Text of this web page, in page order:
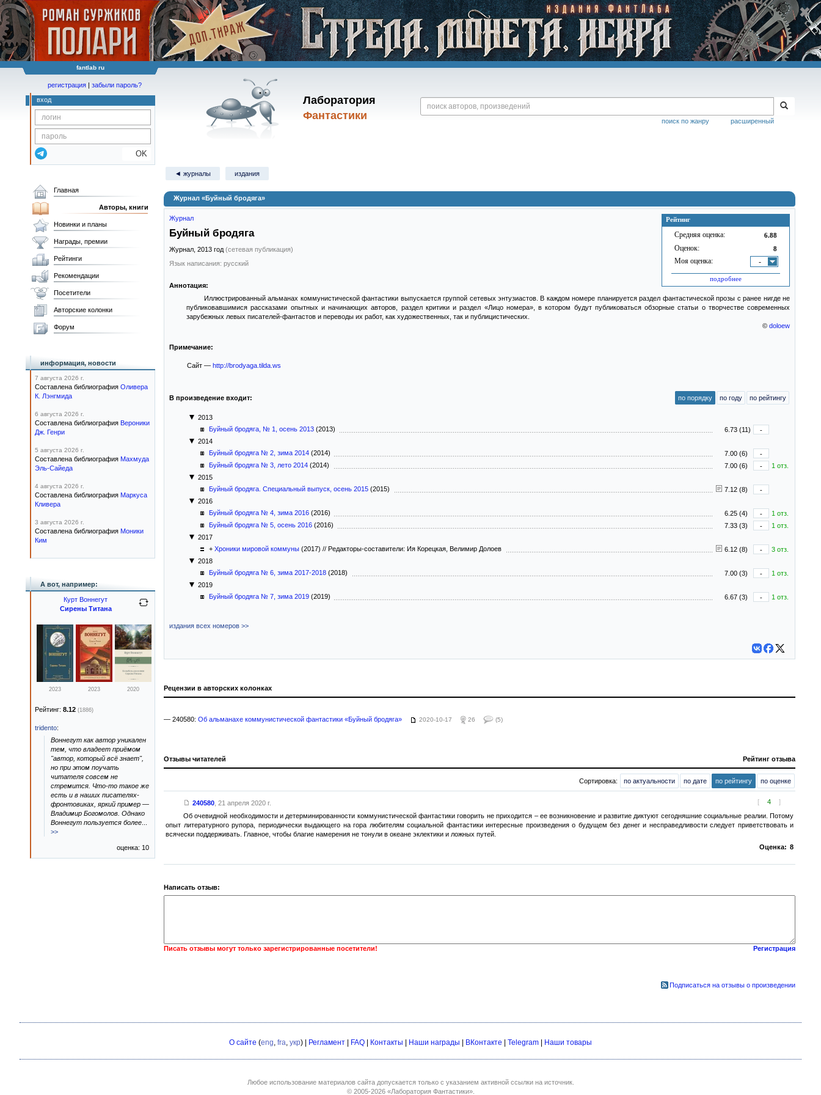
fantlab ru
Лаборатория
Фантастики
расширенный
поиск по жанру
регистрация | забыли пароль?
вход
OK
◄ журналы издания
Журнал «Буйный бродяга»
Рейтинг
Средняя оценка: 6.88
Оценок: 8
Моя оценка: -
подробнее
Журнал
Буйный бродяга
Журнал, 2013 год (сетевая публикация)
Язык написания: русский
Аннотация:
Иллюстрированный альманах коммунистической фантастики выпускается группой сетевых энтузиастов. В каждом номере планируется раздел фантастической прозы с ранее нигде не
публиковавшимися рассказами опытных и начинающих авторов, раздел критики и раздел «Лицо номера», в котором будут публиковаться обзорные статьи о творчестве современных
зарубежных левых писателей-фантастов и переводы их работ, как художественных, так и публицистических.
© doloew
Примечание:
Сайт — http://brodyaga.tilda.ws
В произведение входит: по порядку по году по рейтингу
2013
Буйный бродяга, № 1, осень 2013 (2013) 6.73 (11)
-
2014
Буйный бродяга № 2, зима 2014 (2014) 7.00 (6)
-
Буйный бродяга № 3, лето 2014 (2014) 7.00 (6) -
1 отз.
2015
Буйный бродяга. Специальный выпуск, осень 2015 (2015) 7.12 (8)
-
2016
Буйный бродяга № 4, зима 2016 (2016) 6.25 (4) -
1 отз.
Буйный бродяга № 5, осень 2016 (2016) 7.33 (3) -
1 отз.
2017
+ Хроники мировой коммуны (2017) // Редакторы-составители: Ия Корецкая, Велимир Долоев 6.12 (8) -
3 отз.
2018
Буйный бродяга № 6, зима 2017-2018 (2018) 7.00 (3) -
1 отз.
2019
Буйный бродяга № 7, зима 2019 (2019) 6.67 (3) - 1 отз.
издания всех номеров >>
Рецензии в авторских колонках
— 240580: Об альманахе коммунистической фантастики «Буйный бродяга» 2020-10-17 26 (5)
Отзывы читателей Рейтинг отзыва
Сортировка: по актуальности по дате по рейтингу по оценке
[ 4 ]
240580, 21 апреля 2020 г.
Об очевидной необходимости и детерминированности коммунистической фантастики говорить не приходится – ее возникновение и развитие диктуют сегодняшние социальные реалии. Потому
опыт литературного рупора, периодически выдающего на гора любителям социальной фантастики интересные произведения о будущем без денег и несправедливости следует приветствовать и
всячески поддерживать. Главное, чтобы благие намерения не тонули в океане эклектики и ложных путей.
Оценка: 8
Написать отзыв:
Писать отзывы могут только зарегистрированные посетители! Регистрация
Подписаться на отзывы о произведении
Главная
Авторы, книги
Новинки и планы
Награды, премии
Рейтинги
Рекомендации
Посетители
Авторские колонки
Форум
информация, новости
7 августа 2026 г.
Составлена библиография Оливера
К. Лэнгмида
6 августа 2026 г.
Составлена библиография Вероники
Дж. Генри
5 августа 2026 г.
Составлена библиография Махмуда
Эль-Сайеда
4 августа 2026 г.
Составлена библиография Маркуса
Кливера
3 августа 2026 г.
Составлена библиография Моники
Ким
А вот, например:
Курт Воннегут
Сирены Титана
2023 2023 2020
Рейтинг: 8.12 (1886)
tridento:
Воннегут как автор уникален
тем, что владеет приёмом
"автор, который всё знает",
но при этом поучать
читателя совсем не
стремится. Что-то такое же
есть и в наших писателях-
фронтовиках, яркий пример —
Владимир Богомолов. Однако
Воннегут пользуется более
>>
оценка: 10
О сайте (eng, fra, укр) | Регламент FAQ Контакты Наши награды ВКонтакте Telegram Наши товары
Любое использование материалов сайта допускается только с указанием активной ссылки на источник.
© 2005-2026 «Лаборатория Фантастики».